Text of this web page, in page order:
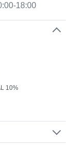
18:00
10%